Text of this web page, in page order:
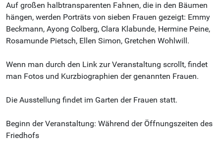
Auf großen halbtransparenten Fahnen, die in den Bäumen
hängen, werden Porträts von sieben Frauen gezeigt: Emmy
Beckmann, Ayong Colberg, Clara Klabunde, Hermine Peine,
Rosamunde Pietsch, Ellen Simon, Gretchen Wohlwill.
Wenn man durch den Link zur Veranstaltung scrollt, findet
man Fotos und Kurzbiographien der genannten Frauen.
Die Ausstellung findet im Garten der Frauen statt.
Beginn der Veranstaltung: Während der Öffnungszeiten des
Friedhofs